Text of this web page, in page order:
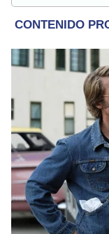
eventos